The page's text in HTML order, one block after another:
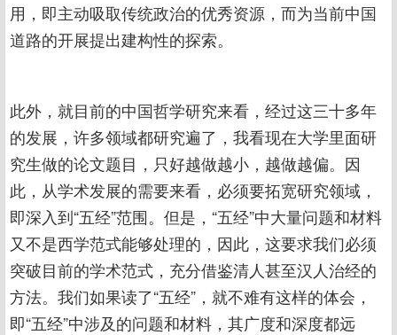
用，即主动吸取传统政治的优秀资源，而为当前中国
道路的开展提出建构性的探索。
此外，就目前的中国哲学研究来看，经过这三十多年
的发展，许多领域都研究遍了，我看现在大学里面研
究生做的论文题目，只好越做越小，越做越偏。因
此，从学术发展的需要来看，必须要拓宽研究领域，
即深入到“五经”范围。但是，“五经”中大量问题和材料
又不是西学范式能够处理的，因此，这要求我们必须
突破目前的学术范式，充分借鉴清人甚至汉人治经的
方法。我们如果读了“五经”，就不难有这样的体会，
即“五经”中涉及的问题和材料，其广度和深度都远